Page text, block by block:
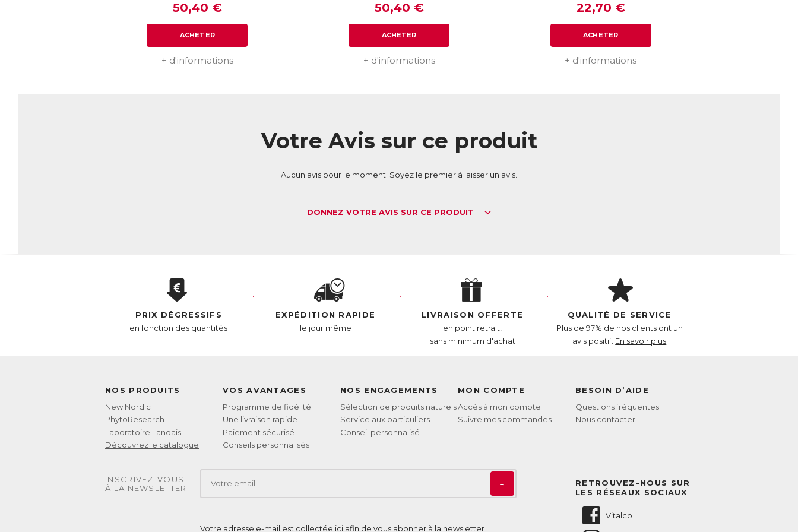
50,40 €
ACHETER
+ d'informations
50,40 €
ACHETER
+ d'informations
22,70 €
ACHETER
+ d'informations
Votre Avis sur ce produit
Aucun avis pour le moment. Soyez le premier à laisser un avis.
DONNEZ VOTRE AVIS SUR CE PRODUIT
PRIX DÉGRESSIFS
en fonction des quantités
EXPÉDITION RAPIDE
le jour même
LIVRAISON OFFERTE
en point retrait,
sans minimum d'achat
QUALITÉ DE SERVICE
Plus de 97% de nos clients ont un
avis positif. En savoir plus
NOS PRODUITS
New Nordic
PhytoResearch
Laboratoire Landais
Découvrez le catalogue
VOS AVANTAGES
Programme de fidélité
Une livraison rapide
Paiement sécurisé
Conseils personnalisés
NOS ENGAGEMENTS
Sélection de produits naturels
Service aux particuliers
Conseil personnalisé
MON COMPTE
Accès à mon compte
Suivre mes commandes
BESOIN D’AIDE
Questions fréquentes
Nous contacter
RETROUVEZ-NOUS SUR
LES RÉSEAUX SOCIAUX
Vitalco
INSCRIVEZ-VOUS
À LA NEWSLETTER
→
Votre adresse e-mail est collectée ici afin de vous abonner à la newsletter